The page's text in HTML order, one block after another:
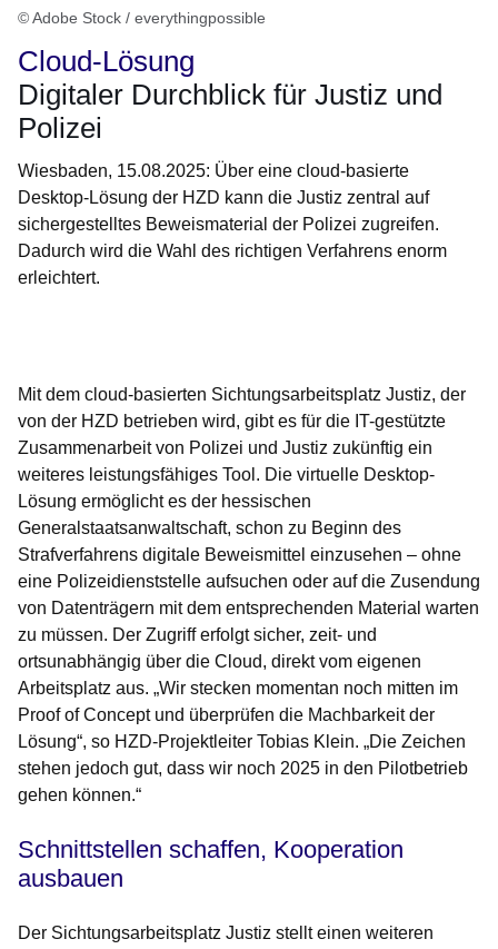
© Adobe Stock / everythingpossible
Cloud-Lösung
Digitaler Durchblick für Justiz und
Polizei
Wiesbaden, 15.08.2025: Über eine cloud-basierte
Desktop-Lösung der HZD kann die Justiz zentral auf
sichergestelltes Beweismaterial der Polizei zugreifen.
Dadurch wird die Wahl des richtigen Verfahrens enorm
erleichtert.
Mit dem cloud-basierten Sichtungsarbeitsplatz Justiz, der
von der HZD betrieben wird, gibt es für die IT-gestützte
Zusammenarbeit von Polizei und Justiz zukünftig ein
weiteres leistungsfähiges Tool. Die virtuelle Desktop-
Lösung ermöglicht es der hessischen
Generalstaatsanwaltschaft, schon zu Beginn des
Strafverfahrens digitale Beweismittel einzusehen – ohne
eine Polizeidienststelle aufsuchen oder auf die Zusendung
von Datenträgern mit dem entsprechenden Material warten
zu müssen. Der Zugriff erfolgt sicher, zeit- und
ortsunabhängig über die Cloud, direkt vom eigenen
Arbeitsplatz aus. „Wir stecken momentan noch mitten im
Proof of Concept und überprüfen die Machbarkeit der
Lösung“, so HZD-Projektleiter Tobias Klein. „Die Zeichen
stehen jedoch gut, dass wir noch 2025 in den Pilotbetrieb
gehen können.“
Schnittstellen schaffen, Kooperation
ausbauen
Der Sichtungsarbeitsplatz Justiz stellt einen weiteren